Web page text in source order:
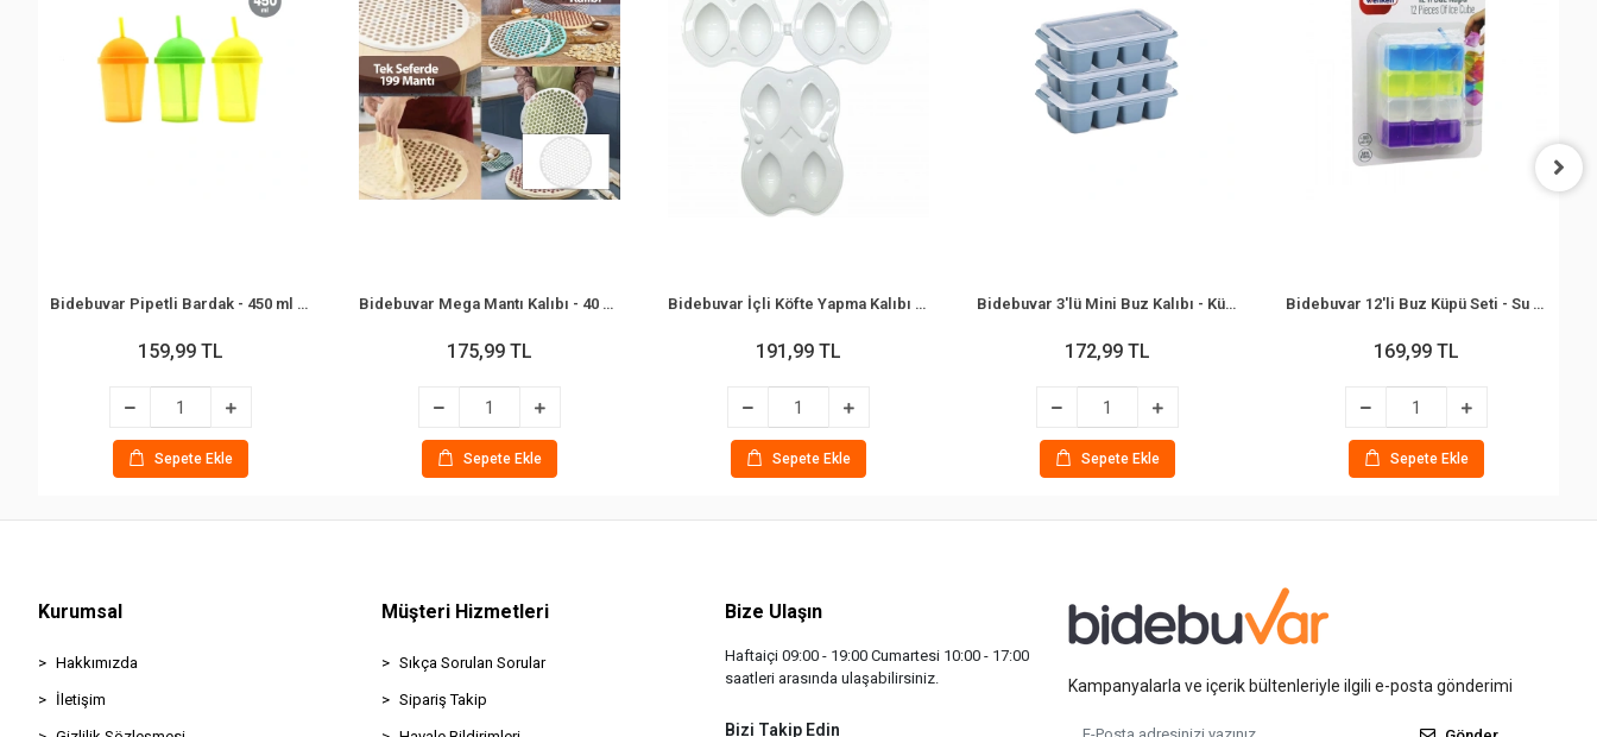
Bidebuvar Pipetli Bardak - 450 ml - Şeffaf Renkli - Plastik
159,99 TL
Sepete Ekle
Bidebuvar Mega Mantı Kalıbı - 40 cm - 199 Mantı Kapasiteli - Plastik
175,99 TL
Sepete Ekle
Bidebuvar İçli Köfte Yapma Kalıbı - 4'lü - Plastik
191,99 TL
Sepete Ekle
Bidebuvar 3'lü Mini Buz Kalıbı - Küp Şekilli - Kapaklı - Plastik
172,99 TL
Sepete Ekle
Bidebuvar 12'li Buz Küpü Seti - Su Dolu - Renkli Plastik
169,99 TL
Sepete Ekle
Kurumsal
Hakkımızda
İletişim
Müşteri Hizmetleri
Sıkça Sorulan Sorular
Sipariş Takip
Bize Ulaşın
Haftaiçi 09:00 - 19:00 Cumartesi 10:00 - 17:00
saatleri arasında ulaşabilirsiniz.
Bizi Takip Edin
Kampanyalarla ve içerik bültenleriyle ilgili e-posta gönderimi